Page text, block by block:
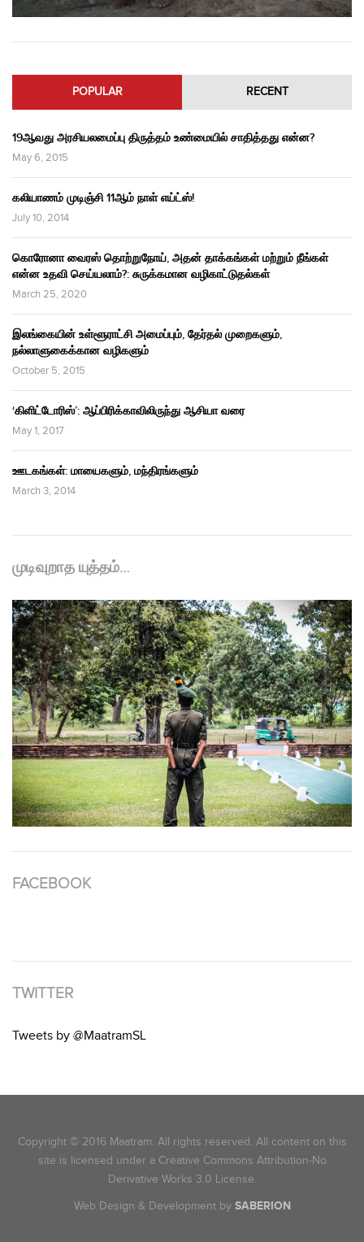
POPULAR RECENT
19ஆவது அரசியலமைப்பு திருத்தம் உண்மையில் சாதித்தது என்ன?
May 6, 2015
கலியாணம் முடிஞ்சி 11ஆம் நாள் எய்ட்ஸ்!
July 10, 2014
கொரோனா வைரஸ் தொற்றுநோய், அதன் தாக்கங்கள் மற்றும் நீங்கள்
என்ன உதவி செய்யலாம்?: சுருக்கமான வழிகாட்டுதல்கள்
March 25, 2020
இலங்கையின் உள்ளூராட்சி அமைப்பும், தேர்தல் முறைகளும்,
நல்லாளுகைக்கான வழிகளும்
October 5, 2015
‘கிளிட்டோரிஸ்’: ஆப்பிரிக்காவிலிருந்து ஆசியா வரை
May 1, 2017
ஊடகங்கள்: மாயைகளும், மந்திரங்களும்
March 3, 2014
முடிவுறாத யுத்தம்…
FACEBOOK
TWITTER
Tweets by @MaatramSL
Copyright © 2016 Maatram. All rights reserved. All content on this
site is licensed under a Creative Commons Attribution-No
Derivative Works 3.0 License.
Web Design & Development by SABERION